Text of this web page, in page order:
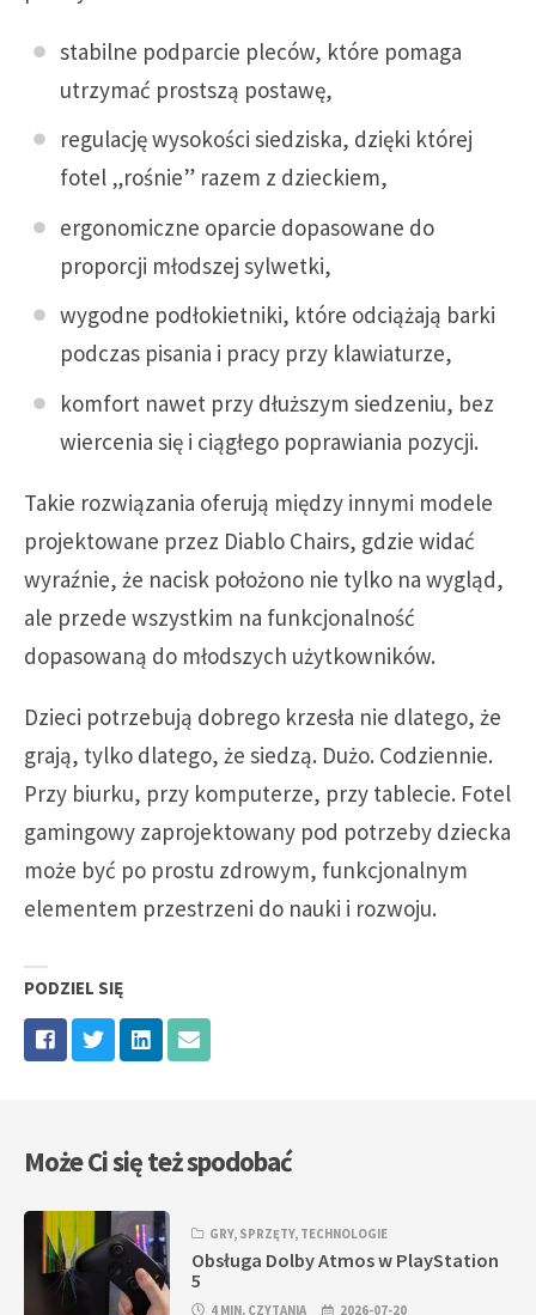
stabilne podparcie pleców, które pomaga
utrzymać prostszą postawę,
regulację wysokości siedziska, dzięki której
fotel „rośnie” razem z dzieckiem,
ergonomiczne oparcie dopasowane do
proporcji młodszej sylwetki,
wygodne podłokietniki, które odciążają barki
podczas pisania i pracy przy klawiaturze,
komfort nawet przy dłuższym siedzeniu, bez
wiercenia się i ciągłego poprawiania pozycji.
Takie rozwiązania oferują między innymi modele
projektowane przez Diablo Chairs, gdzie widać
wyraźnie, że nacisk położono nie tylko na wygląd,
ale przede wszystkim na funkcjonalność
dopasowaną do młodszych użytkowników.
Dzieci potrzebują dobrego krzesła nie dlatego, że
grają, tylko dlatego, że siedzą. Dużo. Codziennie.
Przy biurku, przy komputerze, przy tablecie. Fotel
gamingowy zaprojektowany pod potrzeby dziecka
może być po prostu zdrowym, funkcjonalnym
elementem przestrzeni do nauki i rozwoju.
PODZIEL SIĘ
Może Ci się też spodobać
GRY, SPRZĘTY, TECHNOLOGIE
Obsługa Dolby Atmos w PlayStation
5
4 MIN. CZYTANIA 2026-07-20